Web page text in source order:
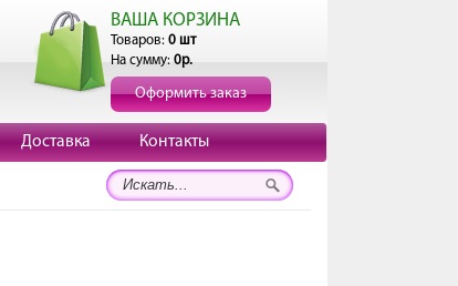
ВАША КОРЗИНА
Товаров: 0 шт
На сумму: 0р.
Оформить заказ
Доставка Контакты